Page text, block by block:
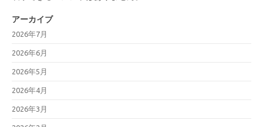
アーカイブ
2026年7月
2026年6月
2026年5月
2026年4月
2026年3月